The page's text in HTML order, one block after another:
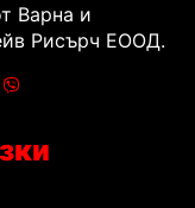
Варна и
Рисърч ЕООД.